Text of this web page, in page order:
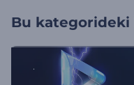
Bu kategorideki